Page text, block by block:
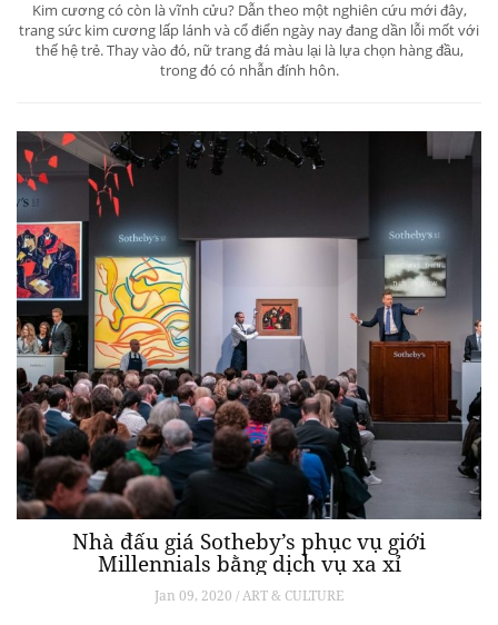
Kim cương có còn là vĩnh cửu? Dẫn theo một nghiên cứu mới đây,
trang sức kim cương lấp lánh và cổ điển ngày nay đang dần lỗi mốt với
thế hệ trẻ. Thay vào đó, nữ trang đá màu lại là lựa chọn hàng đầu,
trong đó có nhẫn đính hôn.
Nhà đấu giá Sotheby’s phục vụ giới
Millennials bằng dịch vụ xa xỉ
Jan 09, 2020 / ART & CULTURE